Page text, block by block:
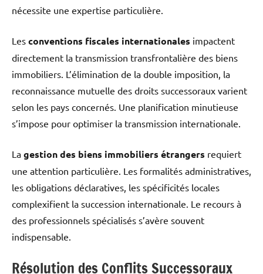
nécessite une expertise particulière.
Les conventions fiscales internationales impactent
directement la transmission transfrontalière des biens
immobiliers. L’élimination de la double imposition, la
reconnaissance mutuelle des droits successoraux varient
selon les pays concernés. Une planification minutieuse
s’impose pour optimiser la transmission internationale.
La gestion des biens immobiliers étrangers requiert
une attention particulière. Les formalités administratives,
les obligations déclaratives, les spécificités locales
complexifient la succession internationale. Le recours à
des professionnels spécialisés s’avère souvent
indispensable.
Résolution des Conflits Successoraux